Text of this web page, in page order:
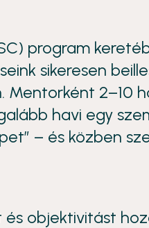
program
sikeresen
2–10
havi egy
– és közben
objektivitást